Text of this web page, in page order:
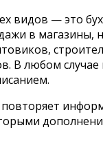
видов — это
в магазины,
В любом случае